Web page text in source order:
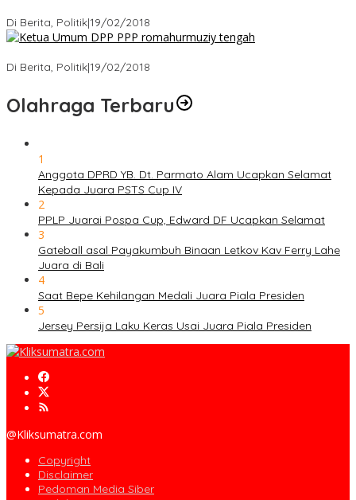
Di Berita, Politik|19/02/2018
Di Berita, Politik|19/02/2018
Olahraga Terbaru
1
Anggota DPRD YB. Dt. Parmato Alam Ucapkan Selamat
Kepada Juara PSTS Cup IV
2
PPLP Juarai Pospa Cup, Edward DF Ucapkan Selamat
3
Gateball asal Payakumbuh Binaan Letkov Kav Ferry Lahe
Juara di Bali
4
Saat Bepe Kehilangan Medali Juara Piala Presiden
5
Jersey Persija Laku Keras Usai Juara Piala Presiden
@Kliksumatra.com
Copyright
Disclaimer
Pedoman Media Siber